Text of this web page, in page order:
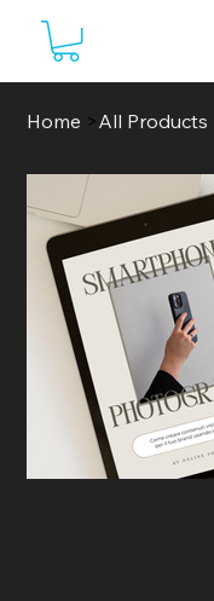
Home >All Products